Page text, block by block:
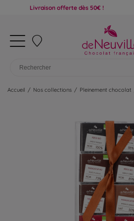
Livraison offerte dès 50€ !
Accueil / Nos collections / Pleinement chocolat